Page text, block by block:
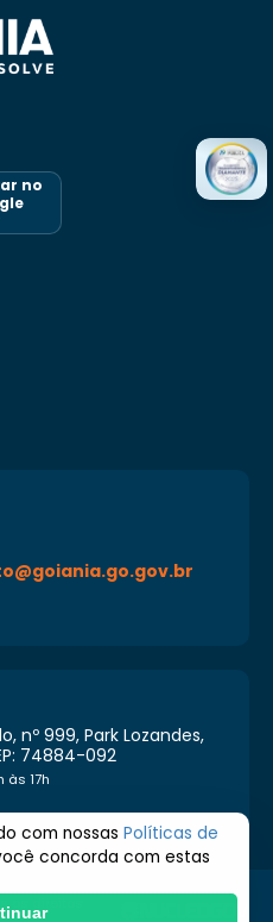
no
nº 999, Park Lozandes,
74884-092
às 17h
os direitos
com nossas Políticas de
concorda com estas